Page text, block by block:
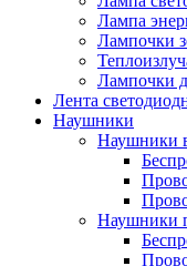
Лампа
Лампочки
Лампочки
Лента
Наушники
Наушники
Наушники